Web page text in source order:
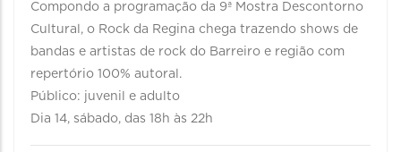
Compondo a programação da 9ª Mostra Descontorno
Cultural, o Rock da Regina chega trazendo shows de
bandas e artistas de rock do Barreiro e região com
repertório 100% autoral.
Público: juvenil e adulto
Dia 14, sábado, das 18h às 22h